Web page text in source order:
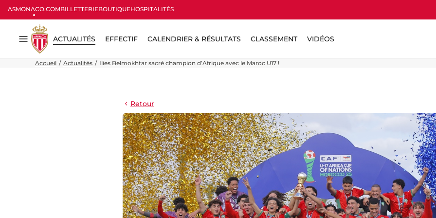
ASMONACO.COMBILLETTERIEBOUTIQUEHOSPITALITÉS
Menu
ACTUALITÉS EFFECTIF CALENDRIER & RÉSULTATS CLASSEMENT VIDÉOS
Accueil Actualités Ilies Belmokhtar sacré champion d’Afrique avec le Maroc U17 !
Retour